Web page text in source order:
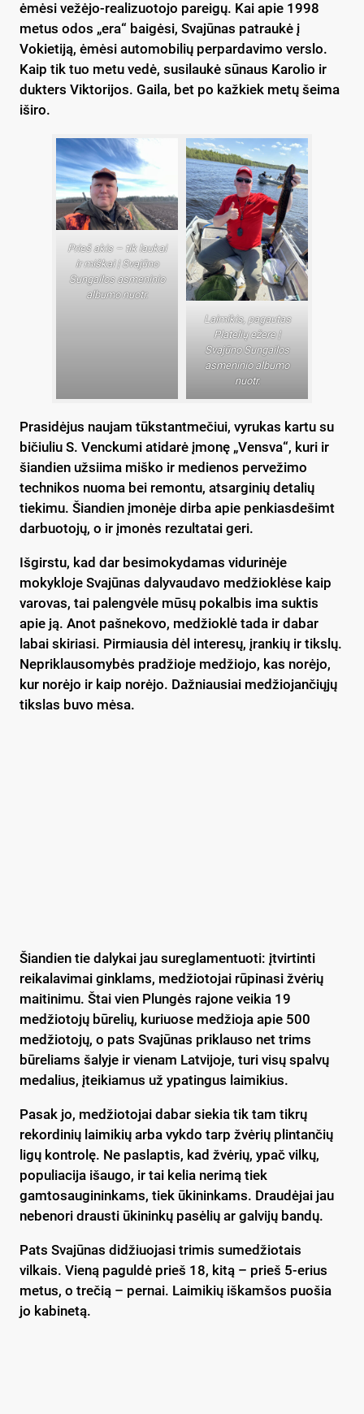
ėmėsi vežėjo-realizuotojo pareigų. Kai apie 1998
metus odos „era“ baigėsi, Svajūnas patraukė į
Vokietiją, ėmėsi automobilių perpardavimo verslo.
Kaip tik tuo metu vedė, susilaukė sūnaus Karolio ir
dukters Viktorijos. Gaila, bet po kažkiek metų šeima
iširo.
Prieš akis – tik laukai
ir miškai | Svajūno
Sungailos asmeninio
albumo nuotr.
Laimikis, pagautas
Platelių ežere |
Svajūno Sungailos
asmeninio albumo
nuotr.
Prasidėjus naujam tūkstantmečiui, vyrukas kartu su
bičiuliu S. Venckumi atidarė įmonę „Vensva“, kuri ir
šiandien užsiima miško ir medienos pervežimo
technikos nuoma bei remontu, atsarginių detalių
tiekimu. Šiandien įmonėje dirba apie penkiasdešimt
darbuotojų, o ir įmonės rezultatai geri.
Išgirstu, kad dar besimokydamas vidurinėje
mokykloje Svajūnas dalyvaudavo medžioklėse kaip
varovas, tai palengvėle mūsų pokalbis ima suktis
apie ją. Anot pašnekovo, medžioklė tada ir dabar
labai skiriasi. Pirmiausia dėl interesų, įrankių ir tikslų.
Nepriklausomybės pradžioje medžiojo, kas norėjo,
kur norėjo ir kaip norėjo. Dažniausiai medžiojančiųjų
tikslas buvo mėsa.
Šiandien tie dalykai jau sureglamentuoti: įtvirtinti
reikalavimai ginklams, medžiotojai rūpinasi žvėrių
maitinimu. Štai vien Plungės rajone veikia 19
medžiotojų būrelių, kuriuose medžioja apie 500
medžiotojų, o pats Svajūnas priklauso net trims
būreliams šalyje ir vienam Latvijoje, turi visų spalvų
medalius, įteikiamus už ypatingus laimikius.
Pasak jo, medžiotojai dabar siekia tik tam tikrų
rekordinių laimikių arba vykdo tarp žvėrių plintančių
ligų kontrolę. Ne paslaptis, kad žvėrių, ypač vilkų,
populiacija išaugo, ir tai kelia nerimą tiek
gamtosaugininkams, tiek ūkininkams. Draudėjai jau
nebenori drausti ūkininkų pasėlių ar galvijų bandų.
Pats Svajūnas didžiuojasi trimis sumedžiotais
vilkais. Vieną paguldė prieš 18, kitą – prieš 5-erius
metus, o trečią – pernai. Laimikių iškamšos puošia
jo kabinetą.